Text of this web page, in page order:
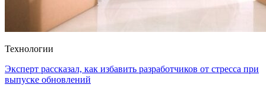
Технологии
Эксперт рассказал, как избавить разработчиков от стресса при
выпуске обновлений